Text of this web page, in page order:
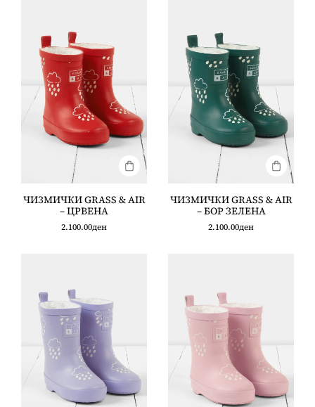
ЧИЗМИЧКИ GRASS & AIR
– ЦРВЕНА
2.100.00ден
ЧИЗМИЧКИ GRASS & AIR
– БОР ЗЕЛЕНА
2.100.00ден